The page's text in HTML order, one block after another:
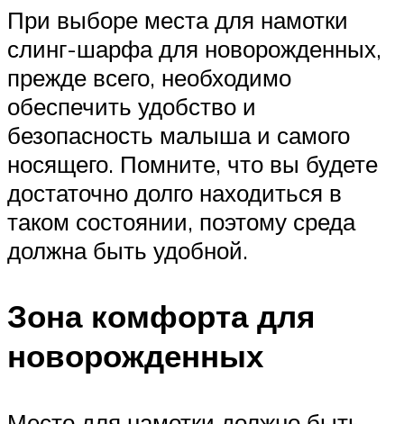
При выборе места для намотки
слинг-шарфа для новорожденных,
прежде всего, необходимо
обеспечить удобство и
безопасность малыша и самого
носящего. Помните, что вы будете
достаточно долго находиться в
таком состоянии, поэтому среда
должна быть удобной.
Зона комфорта для
новорожденных